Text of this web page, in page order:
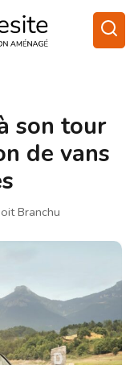
son tour
de vans
Branchu